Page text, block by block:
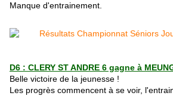
Manque d'entrainement.
D6 : CLERY ST ANDRE 6 gagne à
Belle victoire de la jeunesse !
Les progrès commencent à se voir,